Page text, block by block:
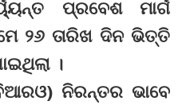
ପ୍ରବେଶ ମାର୍ଗ
୨୬ ତାରିଖ ଦିନ ଭିତ୍ତି
।
ନିରନ୍ତର ଭାବେ